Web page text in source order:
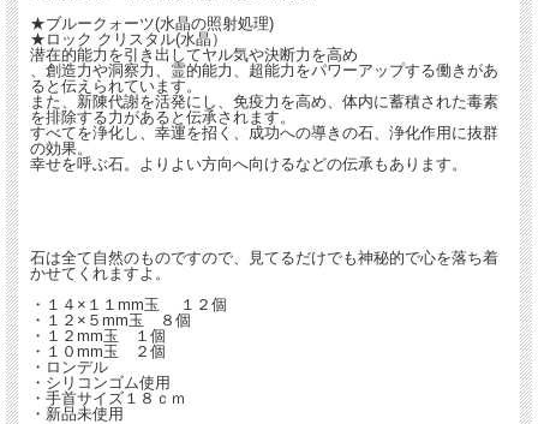
★ブルークォーツ(水晶の照射処理)
★ロック クリスタル(水晶）
潜在的能力を引き出してヤル気や決断力を高め
、創造力や洞察力、霊的能力、超能力をパワーアップする働きがあ
ると伝えられています。
また、新陳代謝を活発にし、免疫力を高め、体内に蓄積された毒素
を排除する力があると伝承されます。
すべてを浄化し、幸運を招く、成功への導きの石、浄化作用に抜群
の効果。
幸せを呼ぶ石。よりよい方向へ向けるなどの伝承もあります。
石は全て自然のものですので、見てるだけでも神秘的で心を落ち着
かせてくれますよ。
・１４×１１mm玉 １２個
・１２×５mm玉 ８個
・１２mm玉 １個
・１０mm玉 ２個
・ロンデル
・シリコンゴム使用
・手首サイズ１８ｃｍ
・新品未使用